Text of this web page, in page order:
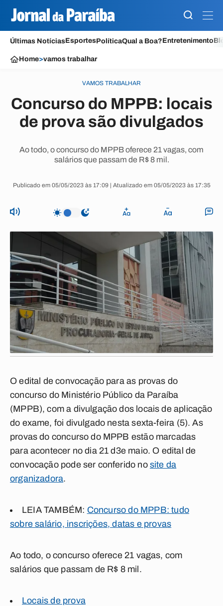
Últimas NotíciasEsportesPolíticaQual a Boa?Entretenimento
Home>vamos trabalhar
VAMOS TRABALHAR
Concurso do MPPB: locais
de prova são divulgados
Ao todo, o concurso do MPPB oferece 21 vagas, com
salários que passam de R$ 8 mil.
Publicado em 05/05/2023 às 17:09 | Atualizado em 05/05/2023 às 17:35
O edital de convocação para as provas do
concurso do Ministério Público da Paraíba
(MPPB), com a divulgação dos locais de aplicação
do exame, foi divulgado nesta sexta-feira (5). As
provas do concurso do MPPB estão marcadas
para acontecer no dia 21 d3e maio. O edital de
convocação pode ser conferido no site da
organizadora.
LEIA TAMBÉM: Concurso do MPPB: tudo
sobre salário, inscrições, datas e provas
Ao todo, o concurso oferece 21 vagas, com
salários que passam de R$ 8 mil.
Locais de prova